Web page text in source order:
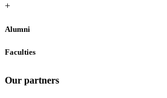
+
Alumni
Faculties
Our partners